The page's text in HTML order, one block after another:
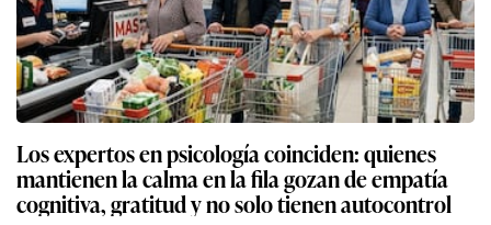
Los expertos en psicología coinciden: quienes
mantienen la calma en la fila gozan de empatía
cognitiva, gratitud y no solo tienen autocontrol